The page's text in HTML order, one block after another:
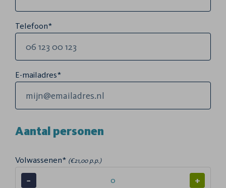
Telefoon*
E-mailadres*
Aantal personen
Volwassenen* (€21,00 p.p.)
− +